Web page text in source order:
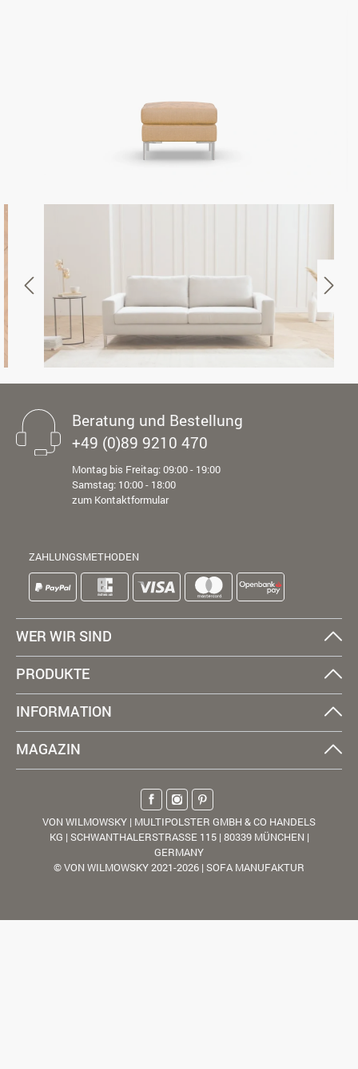
Beratung und Bestellung
+49 (0)89 9210 470
Montag bis Freitag: 09:00 - 19:00
Samstag: 10:00 - 18:00
zum Kontaktformular
ZAHLUNGSMETHODEN
WER WIR SIND
PRODUKTE
INFORMATION
MAGAZIN
VON WILMOWSKY | MULTIPOLSTER GMBH & CO HANDELS
KG | SCHWANTHALERSTRASSE 115 | 80339 MÜNCHEN |
GERMANY
© VON WILMOWSKY 2021-2026 | SOFA MANUFAKTUR